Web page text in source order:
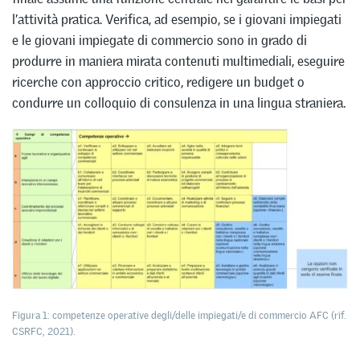
l’attività pratica. Verifica, ad esempio, se i giovani impiegati
e le giovani impiegate di commercio sono in grado di
produrre in maniera mirata contenuti multimediali, eseguire
ricerche con approccio critico, redigere un budget o
condurre un colloquio di consulenza in una lingua straniera.
Figura 1: competenze operative degli/delle impiegati/e di commercio AFC (rif.
CSRFC, 2021).